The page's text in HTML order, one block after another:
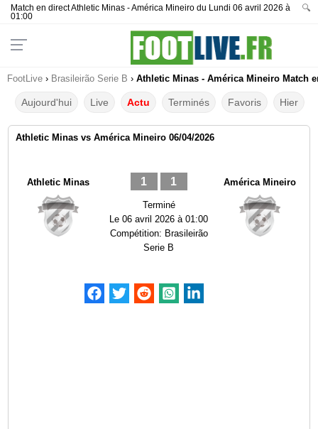
Match en direct Athletic Minas - América Mineiro du Lundi 06 avril 2026 à
01:00
🔍
FootLive › Brasileirão Serie B › Athletic Minas - América Mineiro Match
Aujourd'hui Live Actu Terminés Favoris Hier
Athletic Minas vs América Mineiro 06/04/2026
Athletic Minas 1 1
Terminé
Le06 avril 2026 à 01:00
Compétition: Brasileirão
Serie B
América Mineiro